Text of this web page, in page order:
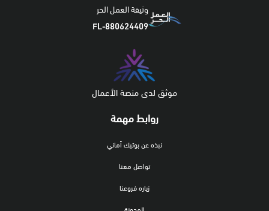
روابط مهمة
نبذه عن بوتيك أماني
تواصل معنا
زياره فروعنا
وثيقة العمل الحر
FL-880624409
موثق لدى منصة الأعمال